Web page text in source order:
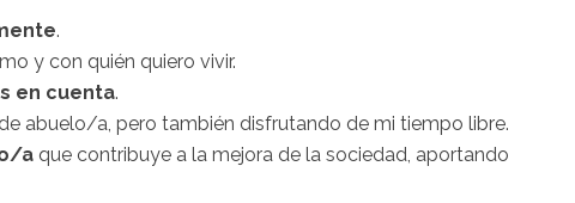
.
y con quién quiero vivir.
en cuenta.
abuelo/a , pero también disfrutando de mi tiempo libre.
a que contribuye a la mejora de la sociedad, aportando